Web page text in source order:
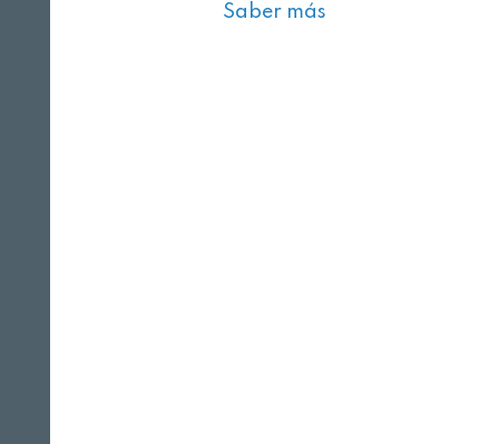
Saber más